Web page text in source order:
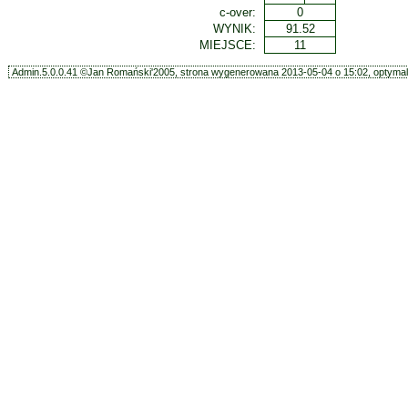
c-over:
0
WYNIK:
91.52
MIEJSCE:
11
Admin.5.0.0.41 ©Jan Romański'2005, strona wygenerowana 2013-05-04 o 15:02,